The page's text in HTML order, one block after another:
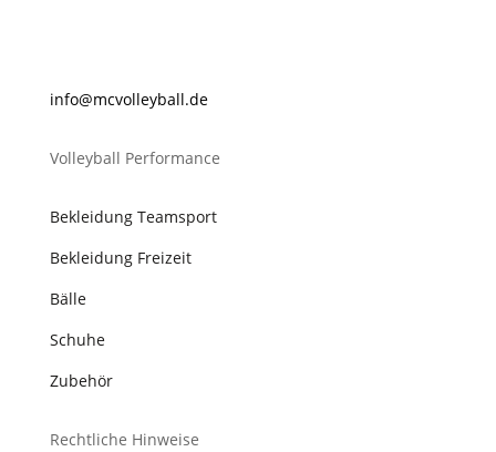
ed.ll
abyel
lovcm
@ofni
Volleyball Performance
Bekleidung Teamsport
Bekleidung Freizeit
Bälle
Schuhe
Zubehör
Rechtliche Hinweise